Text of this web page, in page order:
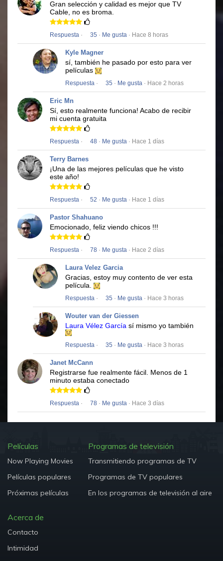
Gran selección y calidad es mejor que TV
Cable, no es broma.
Respuesta · 35 · Me gusta · Hace 8 horas
Kyle Magner
sí, también he pasado por esto para ver
películas
Respuesta · 35 · Me gusta · Hace 2 horas
Eric Mn
Sí, esto realmente funciona! Acabo de recibir
mi cuenta gratuita
Respuesta · 48 · Me gusta · Hace 1 días
Terry Barnes
¡Una de las mejores películas que he visto
este año!
Respuesta · 52 · Me gusta · Hace 1 días
Pastor Shahuano
Emocionado, feliz viendo chicos !!!
Respuesta · 78 · Me gusta · Hace 2 días
Laura Velez Garcia
Gracias, estoy muy contento de ver esta
película.
Respuesta · 35 · Me gusta · Hace 3 horas
Wouter van der Giessen
Laura Vélez García sí mismo yo también
Respuesta · 35 · Me gusta · Hace 3 horas
Janet McCann
Registrarse fue realmente fácil. Menos de 1
minuto estaba conectado
Respuesta · 78 · Me gusta · Hace 3 días
Películas
Now Playing Movies
Películas populares
Próximas películas
Programas de televisión
Transmitiendo programas de TV
Programas de TV populares
En los programas de televisión al aire
Acerca de
Contacto
Intimidad